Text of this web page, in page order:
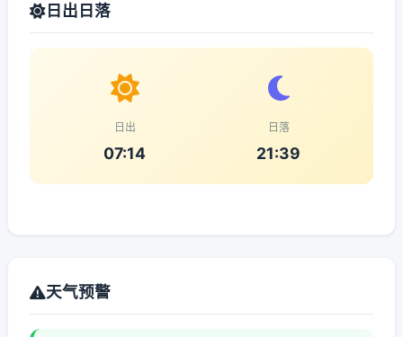
日出日落
日出
07:14
日落
21:39
天气预警